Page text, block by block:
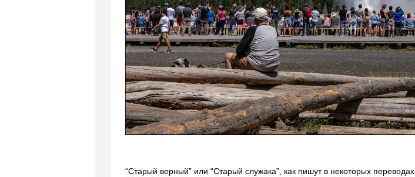
“Старый верный” или “Старый служака”, как пишут в некоторых переводах,